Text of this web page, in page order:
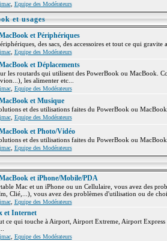
, Equipe des Modérateurs
et usages
et Périphériques
des sacs, des accessoires et tout ce qui
, Equipe des Modérateurs
et Déplacements
les routards qui utilisent des PowerBook ou MacBook.
les alimenter etc...
, Equipe des Modérateurs
et Musique
et des utilisations faites du PowerBook ou
, Equipe des Modérateurs
et Photo/Vidéo
et des utilisations faites du PowerBook ou
, Equipe des Modérateurs
et iPhone/Mobile/PDA
Mac et un iPhone ou un Cellulaire, vous avez des
Clié,...), vous avez des problèmes d'utilisation ou de
, Equipe des Modérateurs
et Internet
ce qui touche à Airport, Airport Extreme, Airport
, Equipe des Modérateurs